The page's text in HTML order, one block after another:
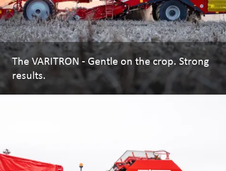
The VARITRON - Gentle on the crop. Strong
results.